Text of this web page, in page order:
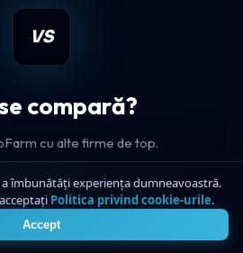
VS
compară?
cu alte firme de top.
îmbunătăți experiența dumneavoastră.
Politica privind cookie-urile.
Accept